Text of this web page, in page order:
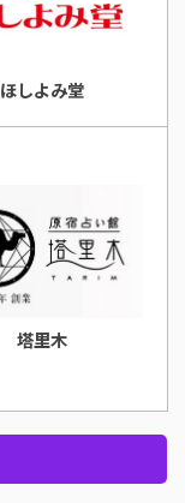
ほしよみ堂
塔里木